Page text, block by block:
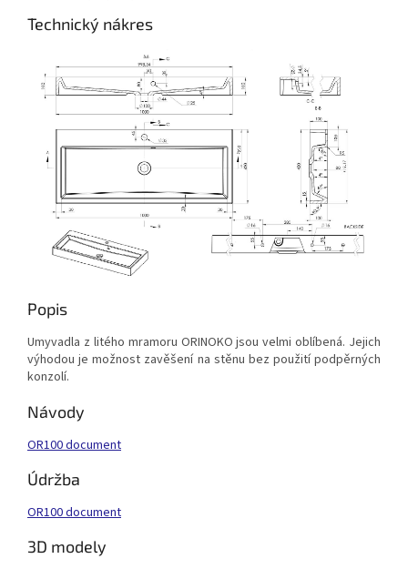
Technický nákres
Popis
Umyvadla z litého mramoru ORINOKO jsou velmi oblíbená. Jejich
výhodou je možnost zavěšení na stěnu bez použití podpěrných
konzolí.
Návody
OR100 document
Údržba
OR100 document
3D modely